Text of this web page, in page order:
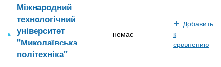
Міжнародний
технологічний
університет
"Миколаївська
політехніка"
немає
Добавить
к
сравнению